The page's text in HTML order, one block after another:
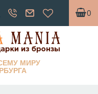
0
МИРУ